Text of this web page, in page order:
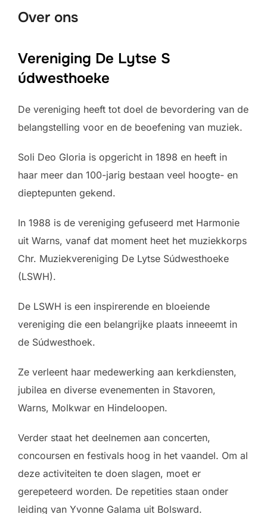
Over ons
Vereniging De Lytse S​
údwesthoeke
De vereniging heeft tot doel de bevordering van de
belangstelling voor en de beoefening van muziek.
Soli Deo Gloria is opgericht in 1898 en heeft in
haar meer dan 100-jarig bestaan veel hoogte- en
dieptepunten gekend.
In 1988 is de vereniging gefuseerd met Harmonie
uit Warns, vanaf dat moment heet het muziekkorps
Chr. Muziekvereniging De Lytse Súdwesthoeke
(LSWH).
De LSWH is een inspirerende en bloeiende
vereniging die een belangrijke plaats inneeemt in
de Súdwesthoek.
Ze verleent haar medewerking aan kerkdiensten,
jubilea en diverse evenementen in Stavoren,
Warns, Molkwar en Hindeloopen.
Verder staat het deelnemen aan concerten,
concoursen en festivals hoog in het vaandel. Om al
deze activiteiten te doen slagen, moet er
gerepeteerd worden. De repetities staan onder
leiding van Yvonne Galama uit Bolsward.